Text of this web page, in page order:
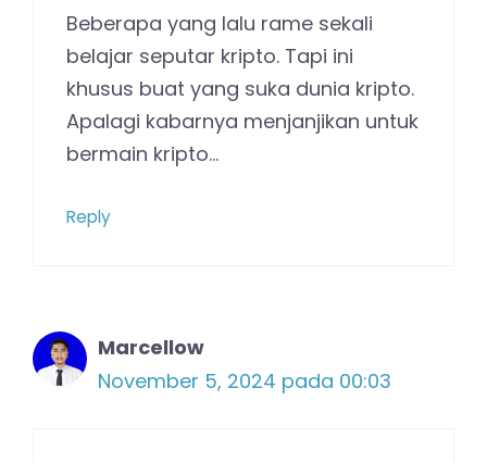
Beberapa yang lalu rame sekali
belajar seputar kripto. Tapi ini
khusus buat yang suka dunia kripto.
Apalagi kabarnya menjanjikan untuk
bermain kripto…
Reply
Marcellow
November 5, 2024 pada 00:03